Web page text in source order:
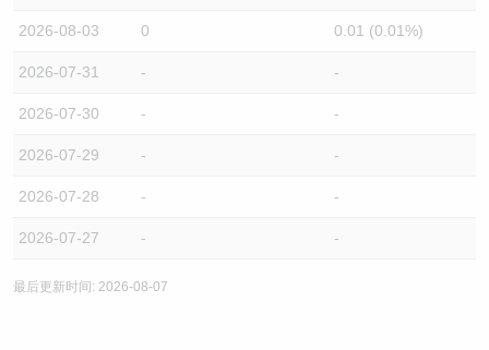
2026-08-03 0 0.01 (0.01%)
2026-07-31 - -
2026-07-30 - -
2026-07-29 - -
2026-07-28 - -
2026-07-27 - -
最后更新时间: 2026-08-07